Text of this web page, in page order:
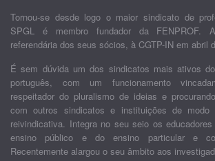
Tornou-se desde logo o maior sindicato de
SPGL é membro fundador da FENPROF.
referendária dos seus sócios, à CGTP-IN em abril
É sem dúvida um dos sindicatos mais ativos
português, com um funcionamento
respeitador do pluralismo de ideias e
com outros sindicatos e instituições de
reivindicativa. Integra no seu seio os
ensino público e do ensino particular e
Recentemente alargou o seu âmbito aos